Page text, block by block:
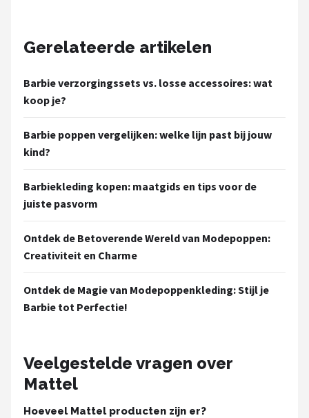
Gerelateerde artikelen
Barbie verzorgingssets vs. losse accessoires: wat
koop je?
Barbie poppen vergelijken: welke lijn past bij jouw
kind?
Barbiekleding kopen: maatgids en tips voor de
juiste pasvorm
Ontdek de Betoverende Wereld van Modepoppen:
Creativiteit en Charme
Ontdek de Magie van Modepoppenkleding: Stijl je
Barbie tot Perfectie!
Veelgestelde vragen over
Mattel
Hoeveel Mattel producten zijn er?